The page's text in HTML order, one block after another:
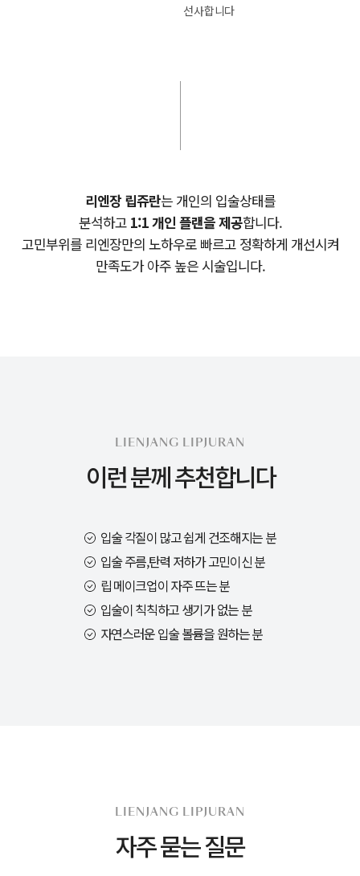
선사합니다
리엔장 립쥬란는개인의 입술상태를
분석하고 1:1 개인 플랜을 제공합니다.
고민부위를 리엔장만의 노하우로 빠르고 정확하게 개선시켜
만족도가 아주 높은 시술입니다.
LIENJANG LIPJURAN
이런 분께 추천합니다
입술 각질이 많고 쉽게 건조해지는 분
입술 주름,탄력 저하가 고민이신 분
립 메이크업이 자주 뜨는 분
입술이 칙칙하고 생기가 없는 분
자연스러운 입술 볼륨을 원하는 분
LIENJANG LIPJURAN
자주 묻는 질문